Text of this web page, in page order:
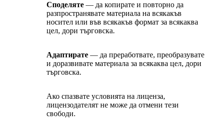
Споделяте — да копирате и повторно да
разпространявате материала на всякакъв
носител или във всякакъв формат за всякаква
цел, дори търговска.
Адаптирате — да преработвате, преобразувате
и доразвивате материала за всякаква цел, дори
търговска.
Ако спазвате условията на лиценза,
лицензодателят не може да отмени тези
свободи.